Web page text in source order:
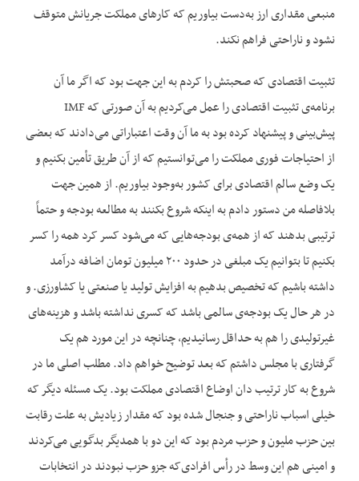
منبعی مقداری ارز به‌دست بیاوریم که کارهای مملکت جریانش متوقف
نشود و ناراحتی فراهم نکند.
تثبیت اقتصادی که صحبتش را کردم به این جهت بود که اگر ما آن
برنامه‌ی تثبیت اقتصادی را عمل می‌کردیم به آن صورتی که IMF
پیش‌بینی و پیشنهاد کرده بود به ما آن وقت اعتباراتی می‌دادند که بعضی
از احتیاجات فوری مملکت را می‌توانستیم که از آن طریق تأمین بکنیم و
یک وضع سالم اقتصادی برای کشور به‌وجود بیاوریم. از همین جهت
بلافاصله من دستور دادم به اینکه شروع بکنند به مطالعه بودجه و حتماً
ترتیبی بدهند که از همه‌ی بودجه‌هایی که می‌شود کسر کرد همه را کسر
بکنیم تا بتوانیم یک مبلغی در حدود ۲۰۰ میلیون تومان اضافه درآمد
داشته باشیم که تخصیص بدهیم به افزایش تولید یا صنعتی یا کشاورزی. و
در هر حال یک بودجه‌ی سالمی باشد که کسری نداشته باشد و هزینه‌های
غیرتولیدی را هم به حداقل رسانیدیم، چنانچه در این مورد هم یک
گرفتاری با مجلس داشتم که بعد توضیح خواهم داد. مطلب اصلی ما در
شروع به کار ترتیب دان اوضاع اقتصادی مملکت بود. یک مسئله دیگر که
خیلی اسباب ناراحتی و جنجال شده بود که مقدار زیادیش به علت رقابت
بین حزب ملیون و حزب مردم بود که این دو با همدیگر بدگویی می‌کردند
و امینی هم این وسط در رأس افرادی‌که جزو حزب نبودند در انتخابات